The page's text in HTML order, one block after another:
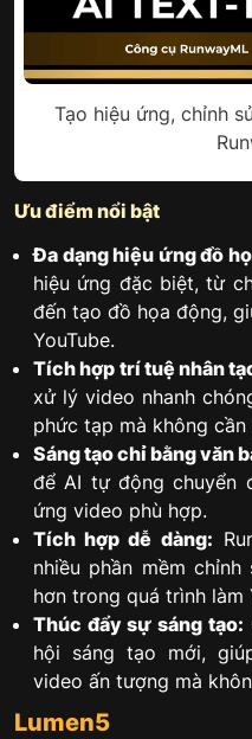
Tạo hiệu ứng, chỉnh
Ưu điểm nổi bật
Đa dạng hiệu ứng đồ
hiệu ứng đặc biệt, từ
đến tạo đồ họa động,
YouTube.
Tích hợp trí tuệ nhân
xử lý video nhanh
phức tạp mà không cần
Sáng tạo chỉ bằng văn
để AI tự động chuyển
ứng video phù hợp.
Tích hợp dễ dàng:
nhiều phần mềm
hơn trong quá trình làm
Thúc đẩy sự sáng tạo:
hội sáng tạo mới,
video ấn tượng mà
Lumen5